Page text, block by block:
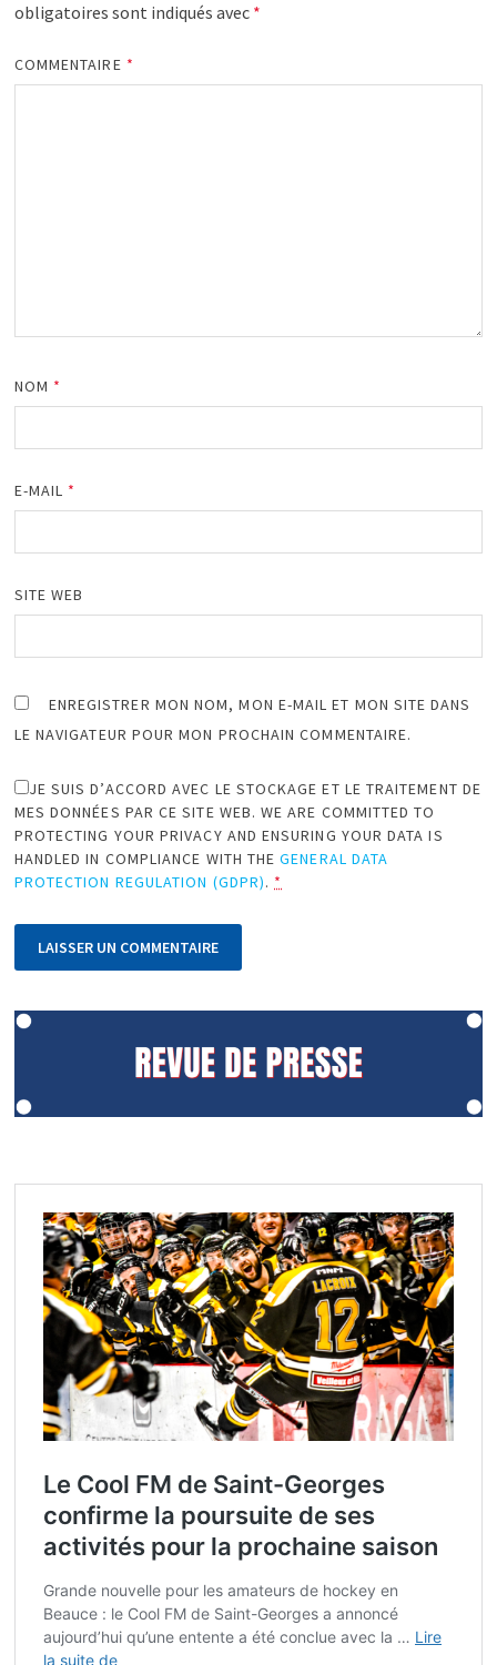
obligatoires sont indiqués avec *
COMMENTAIRE *
NOM *
E-MAIL *
SITE WEB
ENREGISTRER MON NOM, MON E-MAIL ET MON SITE DANS
LE NAVIGATEUR POUR MON PROCHAIN COMMENTAIRE.
JE SUIS D’ACCORD AVEC LE STOCKAGE ET LE TRAITEMENT DE
MES DONNÉES PAR CE SITE WEB. WE ARE COMMITTED TO
PROTECTING YOUR PRIVACY AND ENSURING YOUR DATA IS
HANDLED IN COMPLIANCE WITH THEGENERAL DATA
PROTECTION REGULATION (GDPR). *